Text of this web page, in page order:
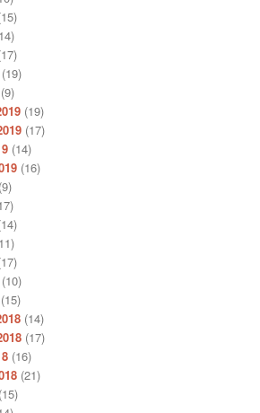
(19)
(9)
(19)
(17)
(14)
(16)
(9)
(10)
(15)
(14)
(17)
(16)
(21)
(15)